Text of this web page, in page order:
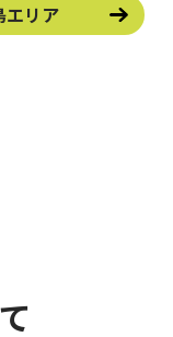
エリア